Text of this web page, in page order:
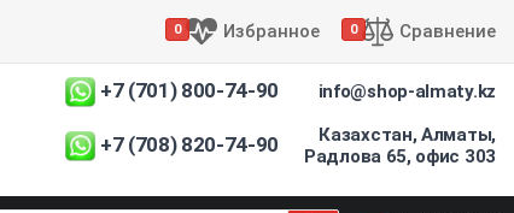
0 Избранное 0 Сравнение
+7 (701) 800-74-90
+7 (708) 820-74-90
info@shop-almaty.kz
Казахстан, Алматы,
Радлова 65, офис 303